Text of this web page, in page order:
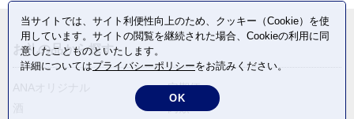
お礼の品から探す
定期便
肉類
当サイトでは、サイト利便性向上のため、クッキー（Cookie）を使
用しています。サイトの閲覧を継続された場合、Cookieの利用に同
意したことものといたします。
詳細についてはプライバシーポリシーをお読みください。
OK